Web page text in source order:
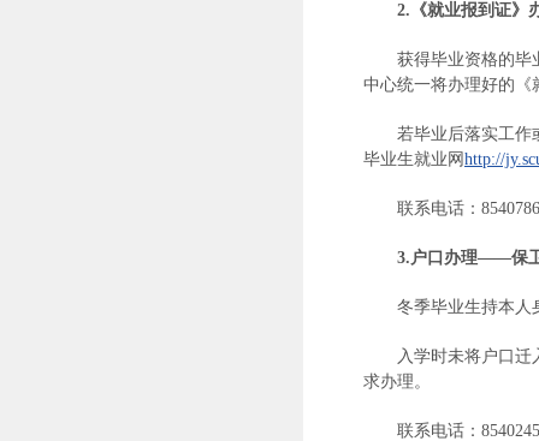
2. 《就业报到证
获得毕业资格的毕
中心统一将办理好的《
若毕业后落实工作
毕业生就业网 http://
联系电话：
3. 户口办理——保
冬季毕业生持本人
入学时未将户口
求办理。
联系电话：